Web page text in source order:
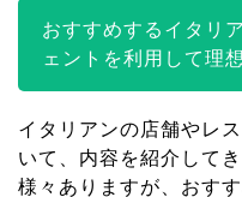
おすすめするイタリ
ェントを利用して理
イタリアンの店舗やレ
いて、内容を紹介して
様々ありますが、おす